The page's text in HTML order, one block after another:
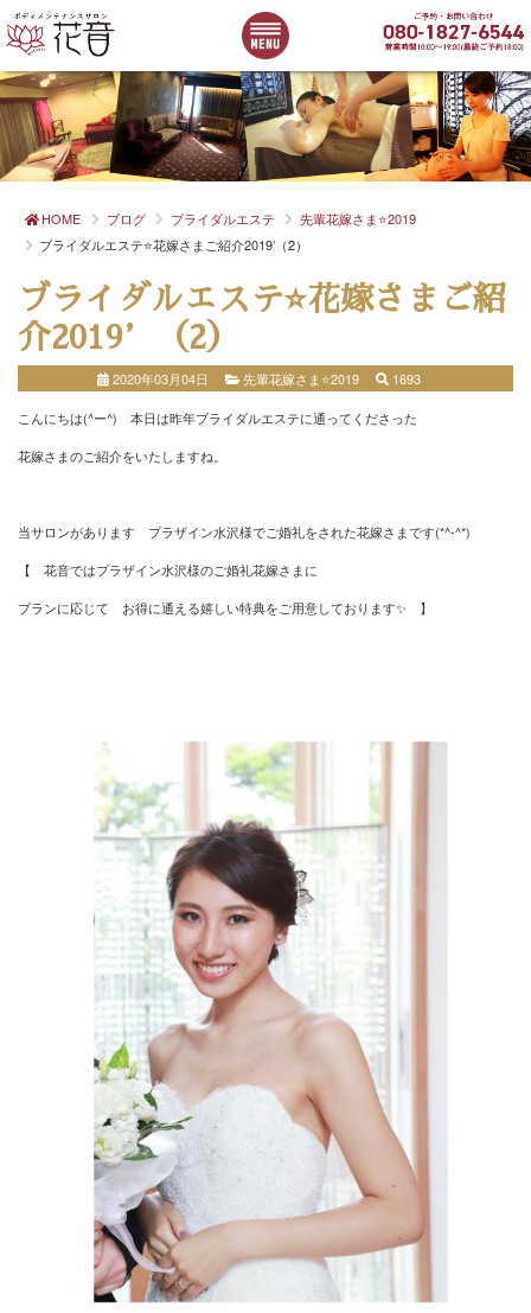
HOME ブログ ブライダルエステ
先輩花嫁さま⭐2019
ブライダルエステ⭐花嫁さまご紹介2019’（2）
ブライダルエステ⭐花嫁さまご紹
介2019’（2）
2020年03月04日 先輩花嫁さま⭐2019 1693
こんにちは(^ー^) 本日は昨年ブライダルエステに通ってくださった
花嫁さまのご紹介をいたしますね。
当サロンがあります プラザイン水沢様でご婚礼をされた花嫁さまです(*^-^*)
【 花音ではプラザイン水沢様のご婚礼花嫁さまに
プランに応じて お得に通える嬉しい特典をご用意しております✨ 】